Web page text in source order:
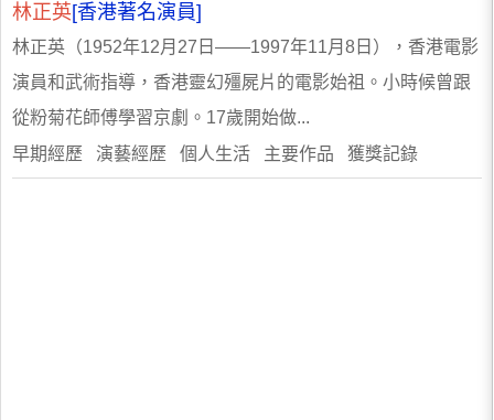
林正英[香港著名演員]
林正英（1952年12月27日——1997年11月8日），香港電影
演員和武術指導，香港靈幻殭屍片的電影始祖。小時候曾跟
從粉菊花師傅學習京劇。17歲開始做...
早期經歷 演藝經歷 個人生活 主要作品 獲獎記錄